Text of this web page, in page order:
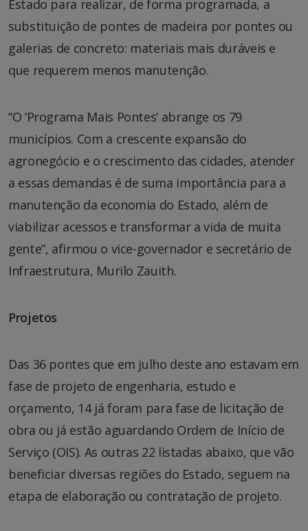
Estado para realizar, de forma programada, a
substituição de pontes de madeira por pontes ou
galerias de concreto: materiais mais duráveis e
que requerem menos manutenção.
“O ‘Programa Mais Pontes’ abrange os 79
municípios. Com a crescente expansão do
agronegócio e o crescimento das cidades, atender
a essas demandas é de suma importância para a
manutenção da economia do Estado, além de
viabilizar acessos e transformar a vida de muita
gente”, afirmou o vice-governador e secretário de
Infraestrutura, Murilo Zauith.
Projetos
Das 36 pontes que em julho deste ano estavam em
fase de projeto de engenharia, estudo e
orçamento, 14 já foram para fase de licitação de
obra ou já estão aguardando Ordem de Início de
Serviço (OIS). As outras 22 listadas abaixo, que vão
beneficiar diversas regiões do Estado, seguem na
etapa de elaboração ou contratação de projeto.